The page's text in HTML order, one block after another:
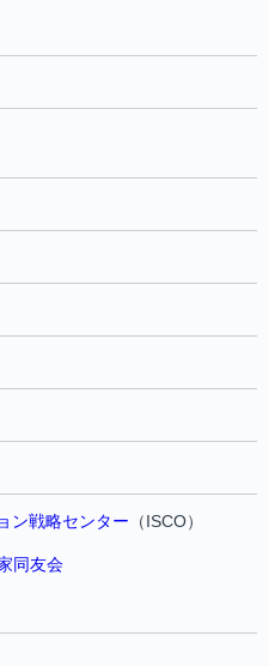
ン戦略センター （ISCO）
同友会